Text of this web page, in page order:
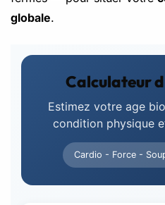
globale.
Calculateur
Estimez votre age
condition physique
Cardio - Force -